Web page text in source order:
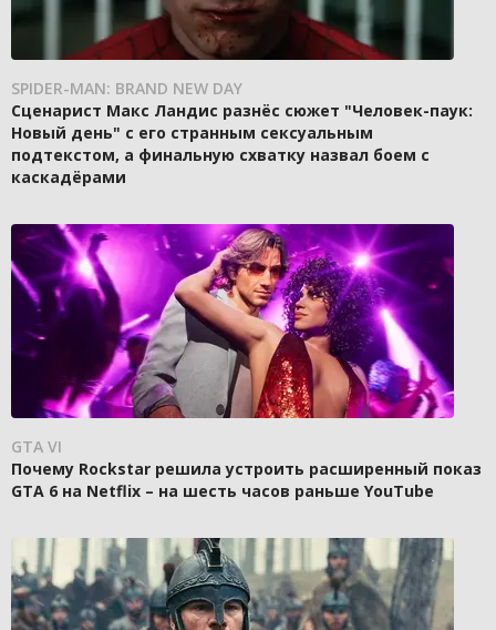
SPIDER-MAN: BRAND NEW DAY
Сценарист Макс Ландис разнёс сюжет "Человек-паук:
Новый день" с его странным сексуальным
подтекстом, а финальную схватку назвал боем с
каскадёрами
GTA VI
Почему Rockstar решила устроить расширенный показ
GTA 6 на Netflix – на шесть часов раньше YouTube